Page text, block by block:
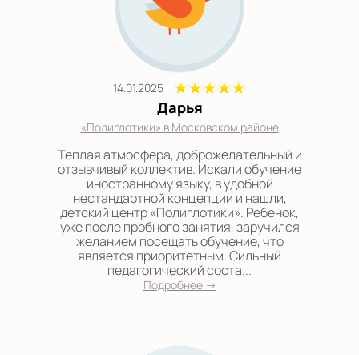
14.01.2025
Дарья
«Полиглотики» в Московском районе
Теплая атмосфера, доброжелательный и
отзывчивый коллектив. Искали обучение
иностранному языку, в удобной
нестандартной концепции и нашли,
детский центр «Полиглотики». Ребенок,
уже после пробного занятия, заручился
желанием посещать обучение, что
является приоритетным. Сильный
педагогический соста...
Подробнее →